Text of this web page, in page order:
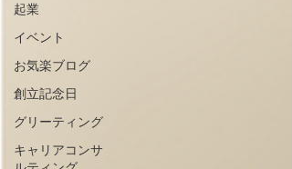
起業
イベント
お気楽ブログ
創立記念日
グリーティング
キャリアコンサ